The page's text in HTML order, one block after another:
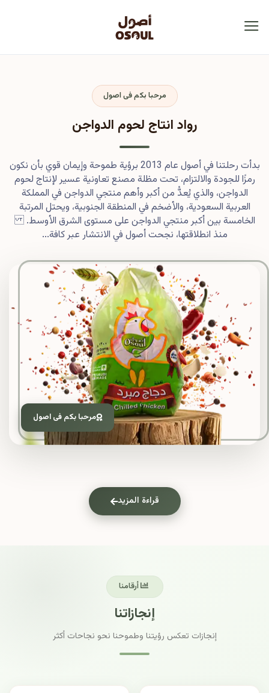
مرحبا بكم فى اصول
مرحبا بكم فى اصول
رواد انتاج لحوم الدواجن
بدأت رحلتنا في أصول عام 2013 برؤية طموحة وإيمان قوي بأن نكون
رمزًا للجودة والالتزام، تحت مظلة مصنع تعاونية عسير لإنتاج لحوم
الدواجن، والذي يُعدُّ من أكبر وأهم منتجي الدواجن في المملكة
العربية السعودية، والأضخم في المنطقة الجنوبية، ويحتل المرتبة
الخامسة بين أكبر منتجي الدواجن على مستوى الشرق الأوسط.
منذ انطلاقتها، نجحت أصول في الانتشار عبر كافة...
قراءة المزيد
أرقامنا
إنجازاتنا
إنجازات تعكس رؤيتنا وطموحنا نحو نجاحات أكثر